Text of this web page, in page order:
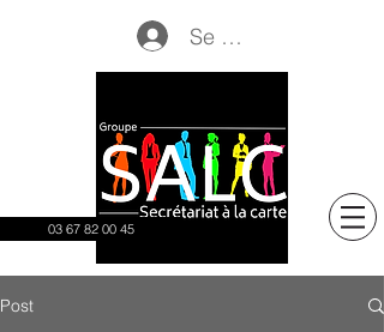
Se connecter
03 67 82 00 45
Post